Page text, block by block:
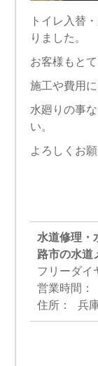
トイレ入替
りました。
お客様もと
施工や費用
水廻りの事
い。
よろしくお
水道修理・
路市の水道
フリーダ
営業時間
住所： 兵